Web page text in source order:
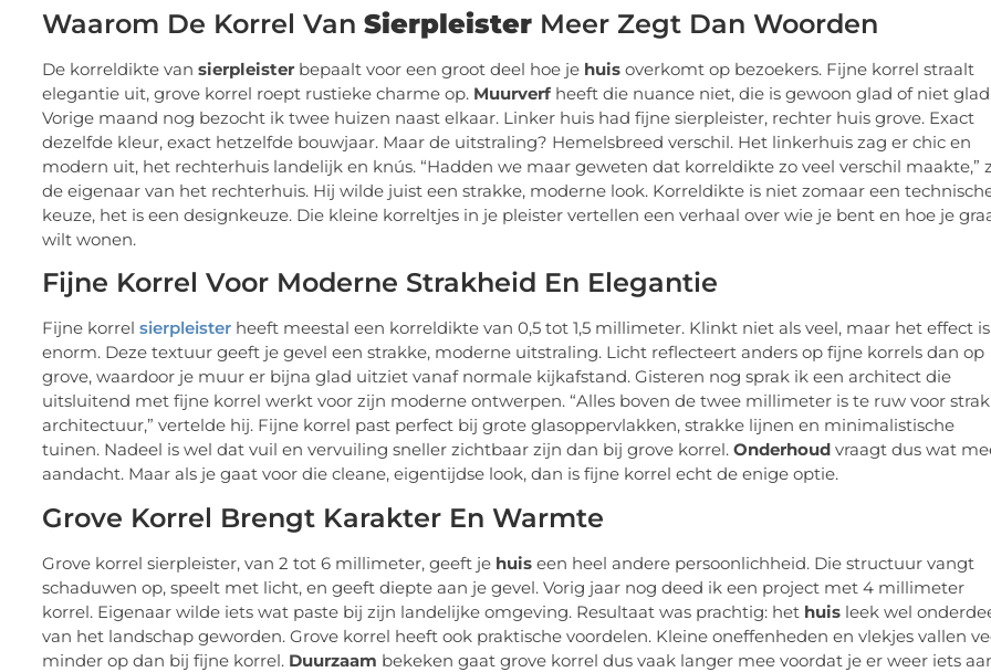
Waarom De Korrel Van Sierpleister Meer Zegt Dan Woorden
De korreldikte van sierpleister bepaalt voor een groot deel hoe je huis overkomt op bezoekers. Fijne korrel straalt
elegantie uit, grove korrel roept rustieke charme op. Muurverf heeft die nuance niet, die is gewoon glad of niet
Vorige maand nog bezocht ik twee huizen naast elkaar. Linker huis had fijne sierpleister, rechter huis grove. Exact
dezelfde kleur, exact hetzelfde bouwjaar. Maar de uitstraling? Hemelsbreed verschil. Het linkerhuis zag er chic en
modern uit, het rechterhuis landelijk en knús. “Hadden we maar geweten dat korreldikte zo veel verschil maakte,”
de eigenaar van het rechterhuis. Hij wilde juist een strakke, moderne look. Korreldikte is niet zomaar een
keuze, het is een designkeuze. Die kleine korreltjes in je pleister vertellen een verhaal over wie je bent en hoe je
wilt wonen.
Fijne Korrel Voor Moderne Strakheid En Elegantie
Fijne korrel sierpleister heeft meestal een korreldikte van 0,5 tot 1,5 millimeter. Klinkt niet als veel, maar het effect is
enorm. Deze textuur geeft je gevel een strakke, moderne uitstraling. Licht reflecteert anders op fijne korrels dan op
grove, waardoor je muur er bijna glad uitziet vanaf normale kijkafstand. Gisteren nog sprak ik een architect die
uitsluitend met fijne korrel werkt voor zijn moderne ontwerpen. “Alles boven de twee millimeter is te ruw voor
architectuur,” vertelde hij. Fijne korrel past perfect bij grote glasoppervlakken, strakke lijnen en minimalistische
tuinen. Nadeel is wel dat vuil en vervuiling sneller zichtbaar zijn dan bij grove korrel. Onderhoud vraagt dus wat
aandacht. Maar als je gaat voor die cleane, eigentijdse look, dan is fijne korrel echt de enige optie.
Grove Korrel Brengt Karakter En Warmte
Grove korrel sierpleister, van 2 tot 6 millimeter, geeft je huis een heel andere persoonlichheid. Die structuur vangt
schaduwen op, speelt met licht, en geeft diepte aan je gevel. Vorig jaar nog deed ik een project met 4 millimeter
korrel. Eigenaar wilde iets wat paste bij zijn landelijke omgeving. Resultaat was prachtig: het huis leek wel
van het landschap geworden. Grove korrel heeft ook praktische voordelen. Kleine oneffenheden en vlekjes vallen
minder op dan bij fijne korrel. Duurzaam bekeken gaat grove korrel dus vaak langer mee voordat je er weer iets